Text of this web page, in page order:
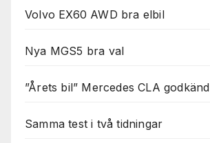
Volvo EX60 AWD bra elbil
Nya MGS5 bra val
”Årets bil” Mercedes CLA godkänd
Samma test i två tidningar